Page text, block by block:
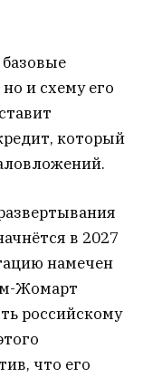
и схему его
который
в 2027
намечен
Жомарт
российскому
что его